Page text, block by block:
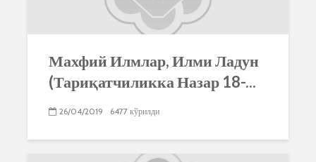
Махфий Илмлар, Илми Ладун
(Тариқатчиликка Назар 18-...
26/04/2019 6477 кўрилди